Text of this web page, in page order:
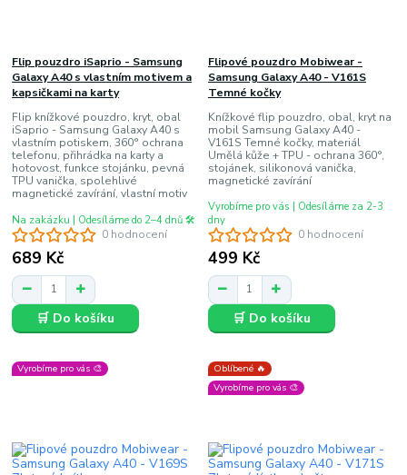
0 hodnocení
Flip pouzdro iSaprio - Samsung
Galaxy A40 s vlastním motivem a
kapsičkami na karty
Flip knížkové pouzdro, kryt, obal
iSaprio - Samsung Galaxy A40 s
vlastním potiskem, 360° ochrana
telefonu, přihrádka na karty a
hotovost, funkce stojánku, pevná
TPU vanička, spolehlivé
magnetické zavírání, vlastní motiv
689 Kč
Na zakázku | Odesíláme do 2–4 dnů 🛠️
🛒 Do košíku
0 hodnocení
Flipové pouzdro Mobiwear -
Samsung Galaxy A40 - V161S
Temné kočky
Knížkové flip pouzdro, obal, kryt na
mobil Samsung Galaxy A40 -
V161S Temné kočky, materiál
Umělá kůže + TPU - ochrana 360°,
stojánek, silikonová vanička,
magnetické zavírání
499 Kč
Vyrobíme pro vás | Odesíláme za 2-3
dny
🛒 Do košíku
Vyrobíme pro vás 🎨
Oblíbené 🔥
Vyrobíme pro vás 🎨